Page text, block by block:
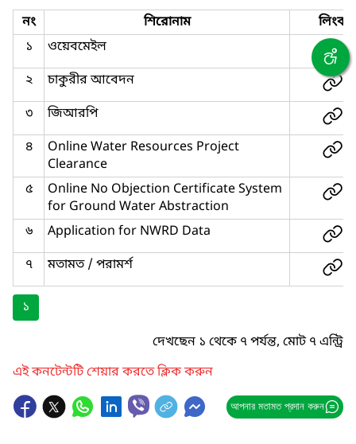
নং শিরোনাম
লিংক
১
ওয়েবমেইল
২
চাকুরীর আবেদন
৩
জিআরপি
৪
Online Water Resources Project
Clearance
৫
Online No Objection Certificate System
for Ground Water Abstraction
৬
Application for NWRD Data
৭
মতামত / পরামর্শ
১
দেখছেন ১ থেকে ৭ পর্যন্ত, মোট ৭ এন্ট্রি
এই কনটেন্টটি শেয়ার করতে ক্লিক করুন
আপনার মতামত প্রদান করুন